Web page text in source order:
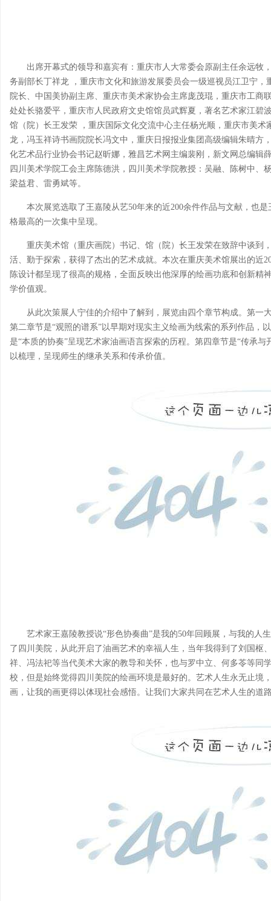
出席开幕式的领导和嘉宾有：重庆市人大常委会原副主任余远牧
务副部长丁祥龙 ，重庆市文化和旅游发展委员会一级巡视员江卫宁
院长、中国美协副主席、重庆市美术家协会主席庞茂琨，重庆市工商
处处长骆爱平，重庆市人民政府文史馆馆员武辉夏，著名艺术家江碧
馆（院）长王发荣 ，重庆国际文化交流中心主任杨光顺，重庆市美
龙，冯玉祥诗书画院院长冯文中，重庆日报报业集团高级编辑朱晴方
化艺术品行业协会书记赵昕娜，雅昌艺术网主编裴刚，新文网总编辑
四川美术学院工会主席陈德洪，四川美术学院教授：吴融、陈树中、
梁益君、雷勇斌等。
本次展览选取了王嘉陵从艺50年来的近200余件作品与文献，也
格最高的一次集中呈现。
重庆美术馆（重庆画院）书记、馆（院）长王发荣在致辞中谈到
活、勤于探索，获得了杰出的艺术成就。本次在重庆美术馆展出的近
陈设计都呈现了很高的规格，全面反映出他深厚的绘画功底和创新精
学价值观。
从此次策展人宁佳的介绍中了解到，展览由四个章节构成。第一
第二章节是“观照的谱系”以早期对现实主义绘画为线索的系列作品，
是“本质的协奏”呈现艺术家油画语言探索的历程。第四章节是“传承
以梳理，呈现师生的继承关系和传承价值。
艺术家王嘉陵教授说“形色协奏曲”是我的50年回顾展，与我的人
了四川美院，从此开启了油画艺术的幸福人生，当年我得到了刘国枢
祥、冯法祀等当代美术大家的教导和关怀，也与罗中立、何多苓等同
校，但是始终觉得四川美院的绘画环境是最好的。艺术人生永无止境
画，让我的画更得以体现社会感悟。让我们大家共同在艺术人生的道